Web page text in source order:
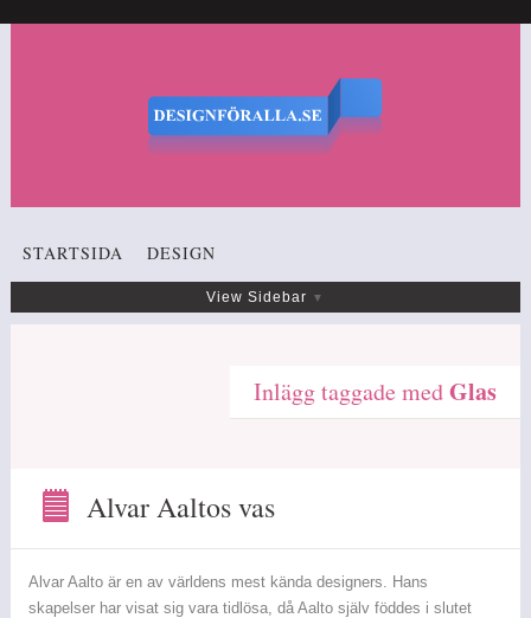
STARTSIDA DESIGN
View Sidebar
Inlägg taggade medGlas
vas
Alvar Aaltos vas
Alvar Aalto är en av världens mest kända designers. Hans
skapelser har visat sig vara tidlösa, då Aalto själv föddes i slutet